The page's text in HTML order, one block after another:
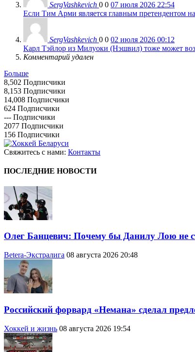
SergVashkevich 0 0 07 июля 2026 22:54
Если Тим Арми является главным претендентом
SergVashkevich 0 0 02 июля 2026 00:12
Карл Тэйлор из Милуоки (Нэшвил) тоже может
Комментарий удален
Больше
8,502 Подписчики
8,153 Подписчики
14,008 Подписчики
624 Подписчики
--- Подписчики
2077 Подписчики
156 Подписчики
Свяжитесь с нами: Контакты
ПОСЛЕДНИЕ НОВОСТИ
Олег Банцевич: Почему бы Данилу Лою не
Betera-Экстралига 08 августа 2026 20:48
Российский форвард «Немана» сделал
Хоккей и жизнь 08 августа 2026 19:54